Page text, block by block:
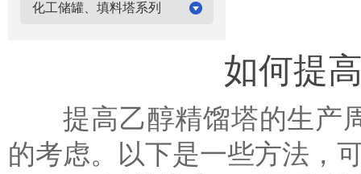
化工储罐、填料塔系列
如何提
提高乙醇精馏塔的生产周
的考虑。以下是一些方法，